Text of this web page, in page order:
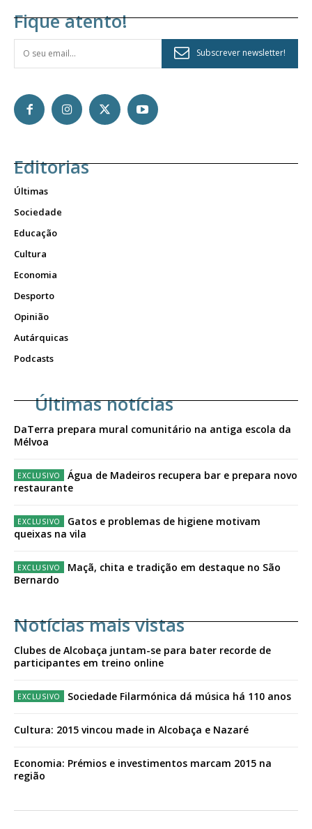
Fique atento!
Subscrever newsletter!
Editorias
Últimas
Sociedade
Educação
Cultura
Economia
Desporto
Opinião
Autárquicas
Podcasts
Últimas notícias
DaTerra prepara mural comunitário na antiga escola da
Mélvoa
Água de Madeiros recupera bar e prepara novo
restaurante
Gatos e problemas de higiene motivam
queixas na vila
Maçã, chita e tradição em destaque no São
Bernardo
Notícias mais vistas
Clubes de Alcobaça juntam-se para bater recorde de
participantes em treino online
Sociedade Filarmónica dá música há 110 anos
Cultura: 2015 vincou made in Alcobaça e Nazaré
Economia: Prémios e investimentos marcam 2015 na
região